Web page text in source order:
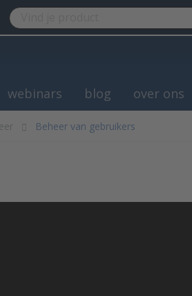
webinars blog over ons
Beheer van gebruikers